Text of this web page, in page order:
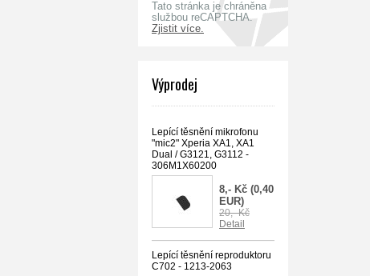
Tato stránka je chráněna
službou reCAPTCHA.
Zjistit více.
Výprodej
Lepící těsnění mikrofonu
"mic2" Xperia XA1, XA1
Dual / G3121, G3112 -
306M1X60200
8,- Kč (0,40
EUR)
20,- Kč
Detail
Lepící těsnění reproduktoru
C702 - 1213-2063